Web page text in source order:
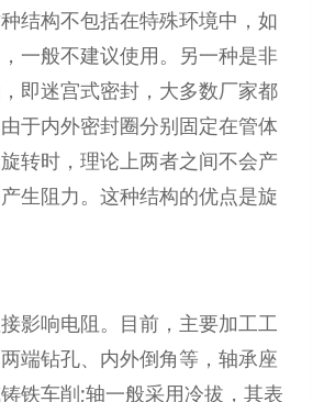
结构不包括在特殊环境中，如
一般不建议使用。另一种是非
即迷宫式密封，大多数厂家都
于内外密封圈分别固定在管体
转时，理论上两者之间不会产
生阻力。这种结构的优点是旋
响电阻。目前，主要加工工
端钻孔、内外倒角等，轴承座
铁车削;轴一般采用冷拔，其表